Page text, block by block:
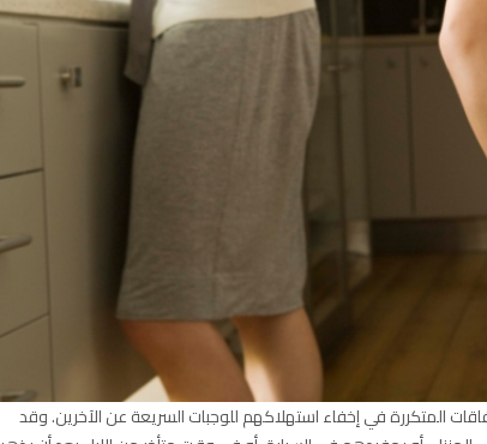
المتكررة في إخفاء استهلاكهم للوجبات السريعة عن الآخرين. وقد